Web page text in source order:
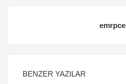
emrpce
BENZER YAZILAR